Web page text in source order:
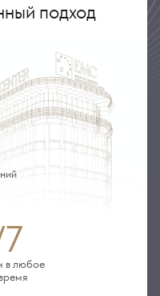
подход
в любое